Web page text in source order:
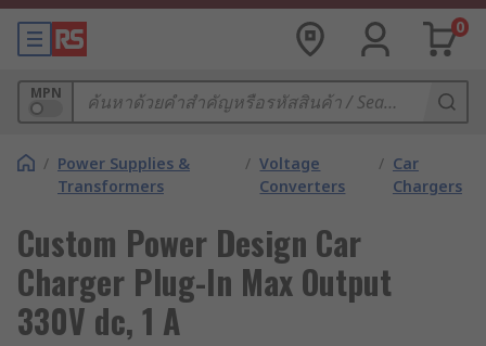
0
MPN
/ Power Supplies &
Transformers
/ Voltage
Converters
/ Car
Chargers
Custom Power Design Car
Charger Plug-In Max Output
330V dc, 1 A